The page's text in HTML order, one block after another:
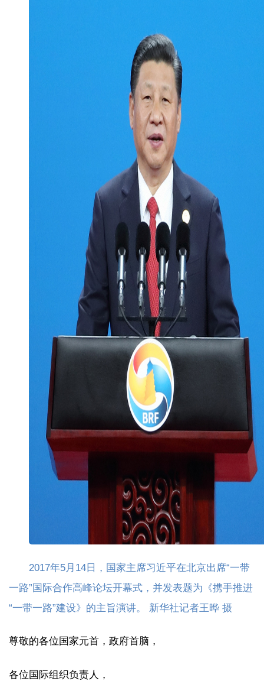
2017年5月14日，国家主席习近平在北京出席“一带
一路”国际合作高峰论坛开幕式，并发表题为《携手推进
“一带一路”建设》的主旨演讲。 新华社记者王晔 摄
尊敬的各位国家元首，政府首脑，
各位国际组织负责人，